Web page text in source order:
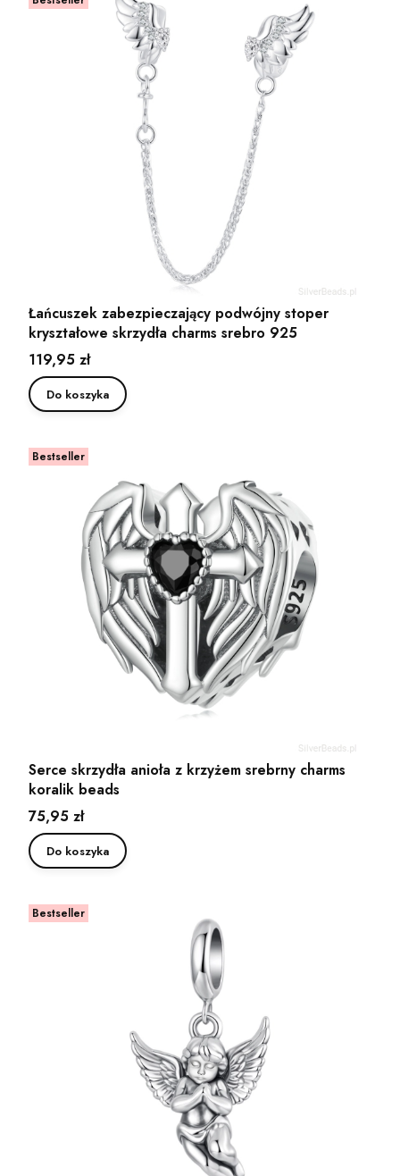
Łańcuszek zabezpieczający podwójny stoper
kryształowe skrzydła charms srebro 925
Cena
119,95 zł
Do koszyka
Bestseller
Serce skrzydła anioła z krzyżem srebrny charms
koralik beads
Cena
75,95 zł
Do koszyka
Bestseller